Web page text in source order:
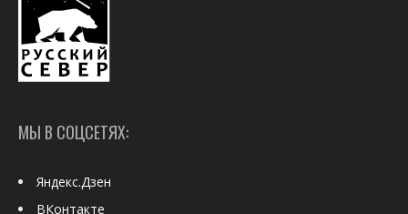
МЫ В СОЦСЕТЯХ:
Яндекс.Дзен
ВКонтакте